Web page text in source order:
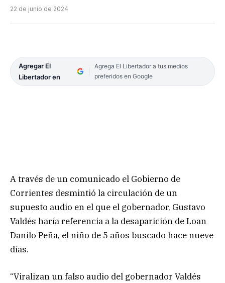
22 de junio de 2024
Agregar El
Libertador en
Agrega El Libertador a tus medios
preferidos en Google
A través de un comunicado el Gobierno de
Corrientes desmintió la circulación de un
supuesto audio en el que el gobernador, Gustavo
Valdés haría referencia a la desaparición de Loan
Danilo Peña, el niño de 5 años buscado hace nueve
días.
“Viralizan un falso audio del gobernador Valdés